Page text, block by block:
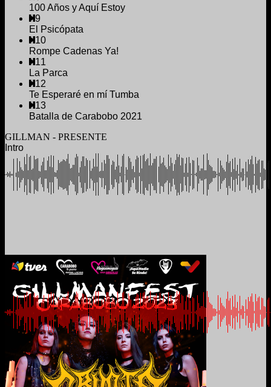
100 Años y Aquí Estoy
9
El Psicópata
10
Rompe Cadenas Ya!
11
La Parca
12
Te Esperaré en mí Tumba
13
Batalla de Carabobo 2021
GILLMAN - PRESENTE
Intro